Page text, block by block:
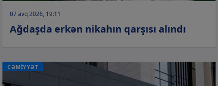
07 avq 2026, 19:11
Ağdaşda erkən nikahın qarşısı alındı
CƏMİYYƏT